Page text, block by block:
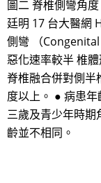
圖二 脊椎側彎角
廷明 17 台大醫網
側彎 （
惡化速率較半 椎
脊椎融合併對側半
度以上。 ● 病患
三歲及青少年時
齡並不相同。